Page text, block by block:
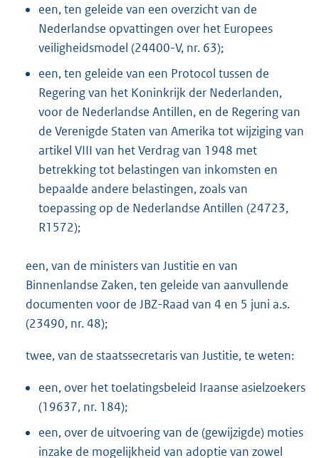
een, ten geleide van een overzicht van de
Nederlandse opvattingen over het Europees
veiligheidsmodel (24400-V, nr. 63);
een, ten geleide van een Protocol tussen de
Regering van het Koninkrijk der Nederlanden,
voor de Nederlandse Antillen, en de Regering van
de Verenigde Staten van Amerika tot wijziging van
artikel VIII van het Verdrag van 1948 met
betrekking tot belastingen van inkomsten en
bepaalde andere belastingen, zoals van
toepassing op de Nederlandse Antillen (24723,
R1572);
een, van de ministers van Justitie en van
Binnenlandse Zaken, ten geleide van aanvullende
documenten voor de JBZ-Raad van 4 en 5 juni a.s.
(23490, nr. 48);
twee, van de staatssecretaris van Justitie, te weten:
een, over het toelatingsbeleid Iraanse asielzoekers
(19637, nr. 184);
een, over de uitvoering van de (gewijzigde) moties
inzake de mogelijkheid van adoptie van zowel